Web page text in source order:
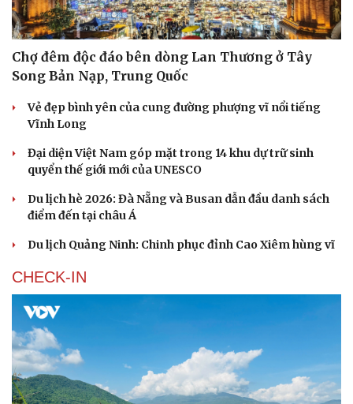
Chợ đêm độc đáo bên dòng Lan Thương ở Tây
Song Bản Nạp, Trung Quốc
Vẻ đẹp bình yên của cung đường phượng vĩ nổi tiếng
Vĩnh Long
Đại diện Việt Nam góp mặt trong 14 khu dự trữ sinh
quyển thế giới mới của UNESCO
Du lịch hè 2026: Đà Nẵng và Busan dẫn đầu danh sách
điểm đến tại châu Á
Du lịch Quảng Ninh: Chinh phục đỉnh Cao Xiêm hùng vĩ
CHECK-IN